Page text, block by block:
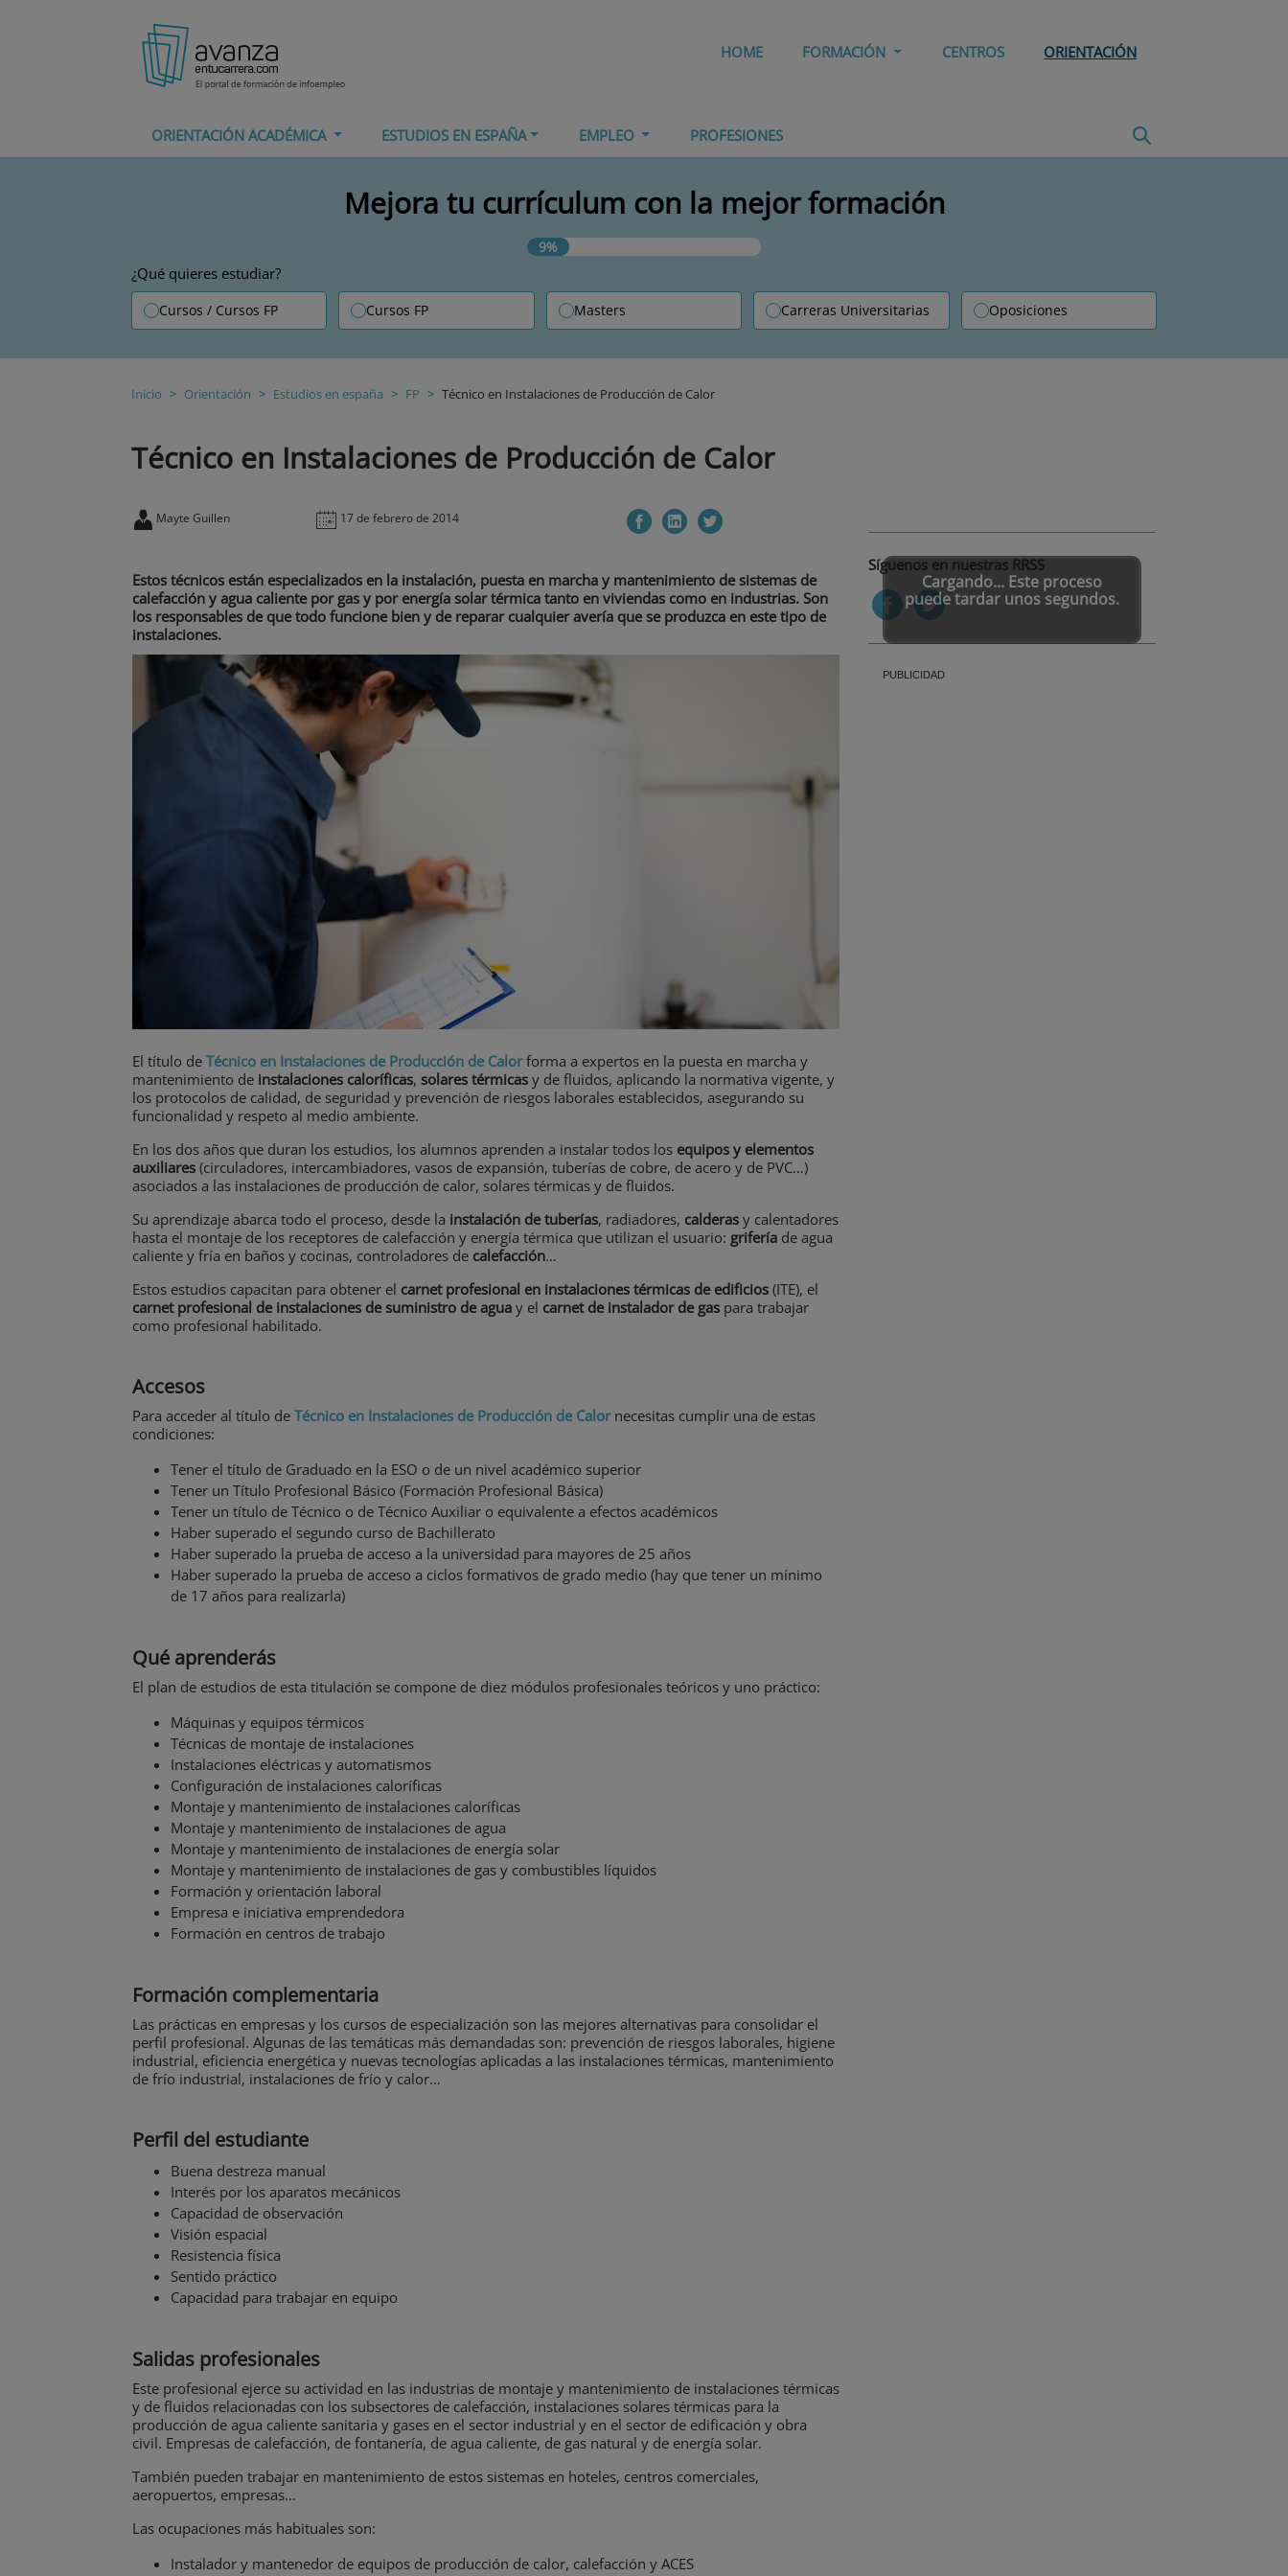
HOME FORMACIÓN CENTROS ORIENTACIÓN
ORIENTACIÓN ACADÉMICA ESTUDIOS EN ESPAÑA EMPLEO PROFESIONES
Mejora tu currículum con la mejor formación
9%
¿Qué quieres estudiar?
Cursos / Cursos FP Cursos FP Masters Carreras Universitarias Oposiciones
Inicio Orientación Estudios en españa FP Técnico en Instalaciones de Producción de Calor
Técnico en Instalaciones de Producción de Calor
Mayte Guillen 17 de febrero de 2014
Estos técnicos están especializados en la instalación, puesta en marcha y mantenimiento de sistemas de
calefacción y agua caliente por gas y por energía solar térmica tanto en viviendas como en industrias. Son
los responsables de que todo funcione bien y de reparar cualquier avería que se produzca en este tipo de
instalaciones.
El título de Técnico en Instalaciones de Producción de Calorforma a expertos en la puesta en marcha y
mantenimiento de instalaciones caloríficas, solares térmicas y de fluidos, aplicando la normativa vigente, y
los protocolos de calidad, de seguridad y prevención de riesgos laborales establecidos, asegurando su
funcionalidad y respeto al medio ambiente.
En los dos años que duran los estudios, los alumnos aprenden a instalar todos los equipos y elementos
auxiliares (circuladores, intercambiadores, vasos de expansión, tuberías de cobre, de acero y de PVC…)
asociados a las instalaciones de producción de calor, solares térmicas y de fluidos.
Su aprendizaje abarca todo el proceso, desde la instalación de tuberías, radiadores, calderas y calentadores
hasta el montaje de los receptores de calefacción y energía térmica que utilizan el usuario: grifería de agua
caliente y fría en baños y cocinas, controladores de calefacción…
Estos estudios capacitan para obtener el carnet profesional en instalaciones térmicas de edificios (ITE), el
carnet profesional de instalaciones de suministro de agua y el carnet de instalador de gas para trabajar
como profesional habilitado.
Accesos
Para acceder al título de Técnico en Instalaciones de Producción de Calornecesitas cumplir una de estas
condiciones:
Tener el título de Graduado en la ESO o de un nivel académico superior
Tener un Título Profesional Básico (Formación Profesional Básica)
Tener un título de Técnico o de Técnico Auxiliar o equivalente a efectos académicos
Haber superado el segundo curso de Bachillerato
Haber superado la prueba de acceso a la universidad para mayores de 25 años
Haber superado la prueba de acceso a ciclos formativos de grado medio (hay que tener un mínimo
de 17 años para realizarla)
Qué aprenderás
El plan de estudios de esta titulación se compone de diez módulos profesionales teóricos y uno práctico:
Máquinas y equipos térmicos
Técnicas de montaje de instalaciones
Instalaciones eléctricas y automatismos
Configuración de instalaciones caloríficas
Montaje y mantenimiento de instalaciones caloríficas
Montaje y mantenimiento de instalaciones de agua
Montaje y mantenimiento de instalaciones de energía solar
Montaje y mantenimiento de instalaciones de gas y combustibles líquidos
Formación y orientación laboral
Empresa e iniciativa emprendedora
Formación en centros de trabajo
Formación complementaria
Las prácticas en empresas y los cursos de especialización son las mejores alternativas para consolidar el
perfil profesional. Algunas de las temáticas más demandadas son: prevención de riesgos laborales, higiene
industrial, eficiencia energética y nuevas tecnologías aplicadas a las instalaciones térmicas, mantenimiento
de frío industrial, instalaciones de frío y calor…
Perfil del estudiante
Buena destreza manual
Interés por los aparatos mecánicos
Capacidad de observación
Visión espacial
Resistencia física
Sentido práctico
Capacidad para trabajar en equipo
Salidas profesionales
Este profesional ejerce su actividad en las industrias de montaje y mantenimiento de instalaciones térmicas
y de fluidos relacionadas con los subsectores de calefacción, instalaciones solares térmicas para la
producción de agua caliente sanitaria y gases en el sector industrial y en el sector de edificación y obra
civil. Empresas de calefacción, de fontanería, de agua caliente, de gas natural y de energía solar.
También pueden trabajar en mantenimiento de estos sistemas en hoteles, centros comerciales,
aeropuertos, empresas…
Las ocupaciones más habituales son:
Instalador y mantenedor de equipos de producción de calor, calefacción y ACES
Cargando... Este proceso
puede tardar unos segundos.
Síguenos en nuestras RRSS